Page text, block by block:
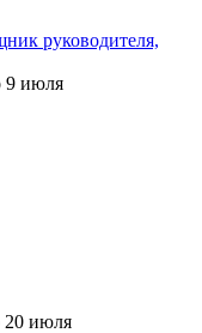
руководителя,
9 июля
20 июля